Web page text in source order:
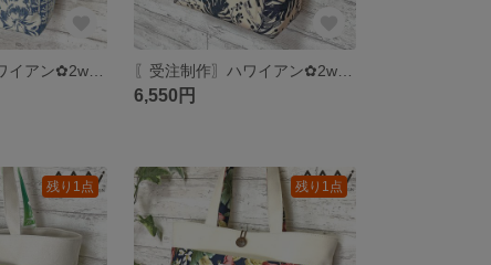
6,550円
残り1点 残り1点